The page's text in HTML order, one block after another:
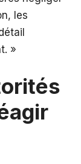
les
»